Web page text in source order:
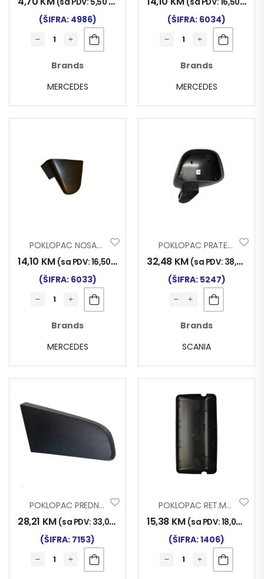
(ŠIFRA: 4986)
Brands
MERCEDES
(ŠIFRA: 6034)
Brands
MERCEDES
POKLOPAC NOSAČA RETROVIZORA MERCEDES MP4 GORNJI LIJEVI
14,10 KM (sa PDV:16,50KM
(ŠIFRA: 6033)
Brands
MERCEDES
POKLOPAC PRATEĆEG RETROVIZORA SCANIA 96-04 DESNI
32,48 KM (sa PDV: 38,00
(ŠIFRA: 5247)
Brands
SCANIA
POKLOPAC PREDNJEG RETROVIZORA ACTROS MP4-MP5
28,21 KM (sa PDV: 33,00
(ŠIFRA: 7153)
POKLOPAC RET.MAN TG-A
15,38 KM (sa PDV:18,00
(ŠIFRA: 1406)